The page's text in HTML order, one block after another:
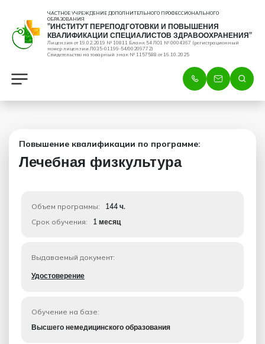
ЧАСТНОЕ УЧРЕЖДЕНИЕ ДОПОЛНИТЕЛЬНОГО ПРОФЕССИОНАЛЬНОГО
ОБРАЗОВАНИЯ
"ИНСТИТУТ ПЕРЕПОДГОТОВКИ И ПОВЫШЕНИЯ
КВАЛИФИКАЦИИ СПЕЦИАЛИСТОВ ЗДРАВООХРАНЕНИЯ"
Лицензия от 19.02.2019 № 10811 Бланк 54 ЛО1 № 0004367 (регистрационный
номер лицензии Л035-01199-54/00209772)
Свидетельство на товарный знак № 1157588 от 16.10.2025
Повышение квалификации по программе:
Лечебная физкультура
Объем программы: 144 ч.
Срок обучения: 1 месяц
Выдаваемый документ:
Удостоверение
Обучение на базе:
Высшего немедицинского образования